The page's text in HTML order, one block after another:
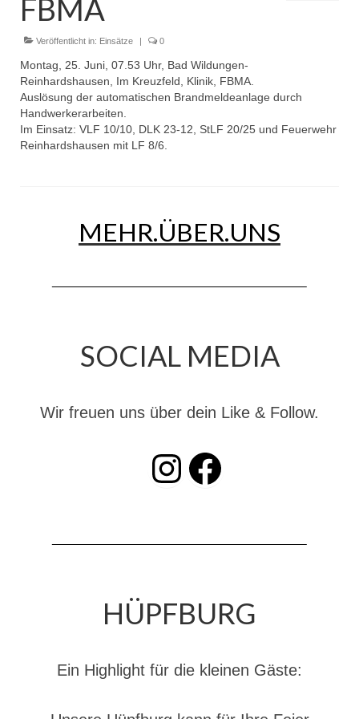
Dienstplan
Einsätze
Einsatzstichworte
Jugendfeuerwehr
Infos
25-jähriges Jubiläum Jugendfeuerwehr 2021
Dienstplan
Katastrophenschutz
Dienstplan Dekon-Zug
Termine
FBMA
Veröffentlicht in: Einsätze | 0
Montag, 25. Juni, 07.53 Uhr, Bad Wildungen-
Reinhardshausen, Im Kreuzfeld, Klinik, FBMA.
Auslösung der automatischen Brandmeldeanlage durch
Handwerkerarbeiten.
Im Einsatz: VLF 10/10, DLK 23-12, StLF 20/25 und Feuerwehr
Reinhardshausen mit LF 8/6.
MEHR.ÜBER.UNS
SOCIAL MEDIA
Wir freuen uns über dein Like & Follow.
INSTAGRAM Facebook
HÜPFBURG
Ein Highlight für die kleinen Gäste: